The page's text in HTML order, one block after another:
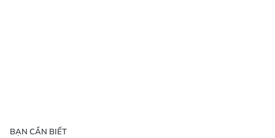
BẠN CẦN BIẾT